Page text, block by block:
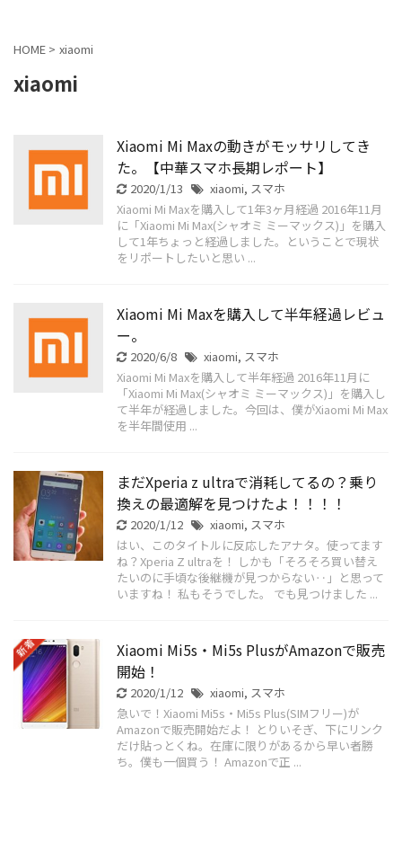
HOME > xiaomi
xiaomi
Xiaomi Mi Maxの動きがモッサリしてき
た。【中華スマホ長期レポート】
2020/1/13 xiaomi, スマホ
Xiaomi Mi Maxを購入して1年3ヶ月経過 2016年11月
に「Xiaomi Mi Max(シャオミ ミーマックス)」を購入
して1年ちょっと経過しました。ということで現状
をリポートしたいと思い ...
Xiaomi Mi Maxを購入して半年経過レビュ
ー。
2020/6/8 xiaomi, スマホ
Xiaomi Mi Maxを購入して半年経過 2016年11月に
「Xiaomi Mi Max(シャオミ ミーマックス)」を購入し
て半年が経過しました。今回は、僕がXiaomi Mi Max
を半年間使用 ...
まだXperia z ultraで消耗してるの？乗り
換えの最適解を見つけたよ！！！！
2020/1/12 xiaomi, スマホ
はい、このタイトルに反応したアナタ。使ってます
ね？Xperia Z ultraを！ しかも「そろそろ買い替え
たいのに手頃な後継機が見つからない‥」と思って
いますね！ 私もそうでした。 でも見つけました ...
Xiaomi Mi5s・Mi5s PlusがAmazonで販売
開始！
2020/1/12 xiaomi, スマホ
急いで！Xiaomi Mi5s・Mi5s Plus(SIMフリー)が
Amazonで販売開始だよ！ とりいそぎ、下にリンク
だけ貼っとくね。在庫に限りがあるから早い者勝
ち。僕も一個買う！ Amazonで正 ...